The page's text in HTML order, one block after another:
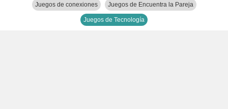
Juegos de conexiones Juegos de Encuentra la Pareja
Juegos de Tecnología